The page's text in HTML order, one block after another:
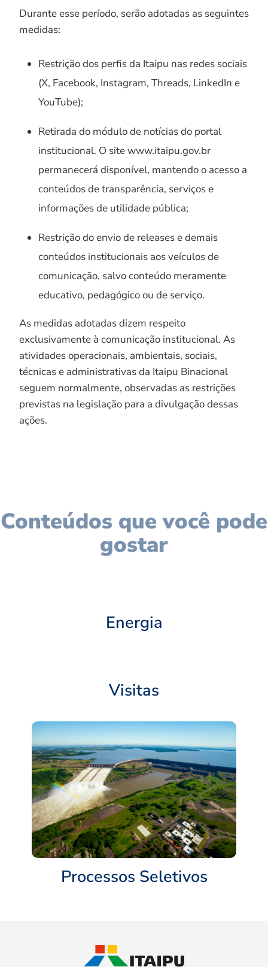
Durante esse período, serão adotadas as seguintes
medidas:
Restrição dos perfis da Itaipu nas redes sociais
(X, Facebook, Instagram, Threads, LinkedIn e
YouTube);
Retirada do módulo de notícias do portal
institucional. O site www.itaipu.gov.br
permanecerá disponível, mantendo o acesso a
conteúdos de transparência, serviços e
informações de utilidade pública;
Restrição do envio de releases e demais
conteúdos institucionais aos veículos de
comunicação, salvo conteúdo meramente
educativo, pedagógico ou de serviço.
As medidas adotadas dizem respeito
exclusivamente à comunicação institucional. As
atividades operacionais, ambientais, sociais,
técnicas e administrativas da Itaipu Binacional
seguem normalmente, observadas as restrições
previstas na legislação para a divulgação dessas
ações.
Conteúdos que você pode
gostar
Energia
Visitas
Processos Seletivos